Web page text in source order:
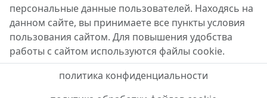
персональные данные пользователей. Находясь на
данном сайте, вы принимаете все пункты условия
пользования сайтом. Для повышения удобства
работы с сайтом используются файлы cookie.
политика конфиденциальности